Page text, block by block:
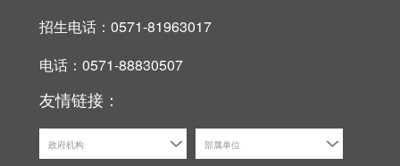
招生电话：0571-81963017
电话：0571-88830507
友情链接：
政府机构 部属单位